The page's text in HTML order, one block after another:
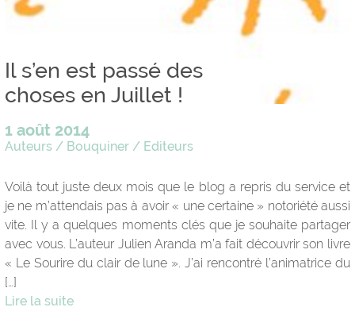
Il s’en est passé des
choses en Juillet !
1 août 2014
Auteurs / Bouquiner / Editeurs
Voilà tout juste deux mois que le blog a repris du service et
je ne m’attendais pas à avoir « une certaine » notoriété aussi
vite. Il y a quelques moments clés que je souhaite partager
avec vous. L’auteur Julien Aranda m’a fait découvrir son livre
« Le Sourire du clair de lune ». J’ai rencontré l’animatrice du
[…]
Lire la suite